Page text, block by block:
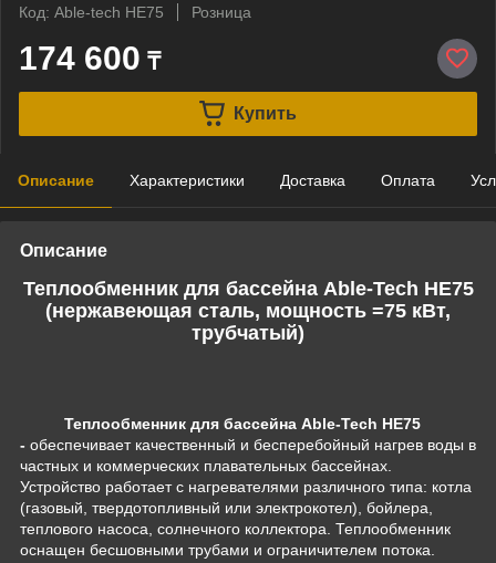
Код: Able-tech HE75
Розница
174 600 ₸
Купить
Описание Характеристики Доставка Оплата
Описание
Теплообменник для бассейна Able-Tech HE75
(нержавеющая сталь, мощность =75 кВт,
трубчатый)
Теплообменник для бассейна Able-Tech HE75
- обеспечивает качественный и бесперебойный нагрев воды в
частных и коммерческих плавательных бассейнах.
Устройство работает с нагревателями различного типа: котла
(газовый, твердотопливный или электрокотел), бойлера,
теплового насоса, солнечного коллектора. Теплообменник
оснащен бесшовными трубами и ограничителем потока.